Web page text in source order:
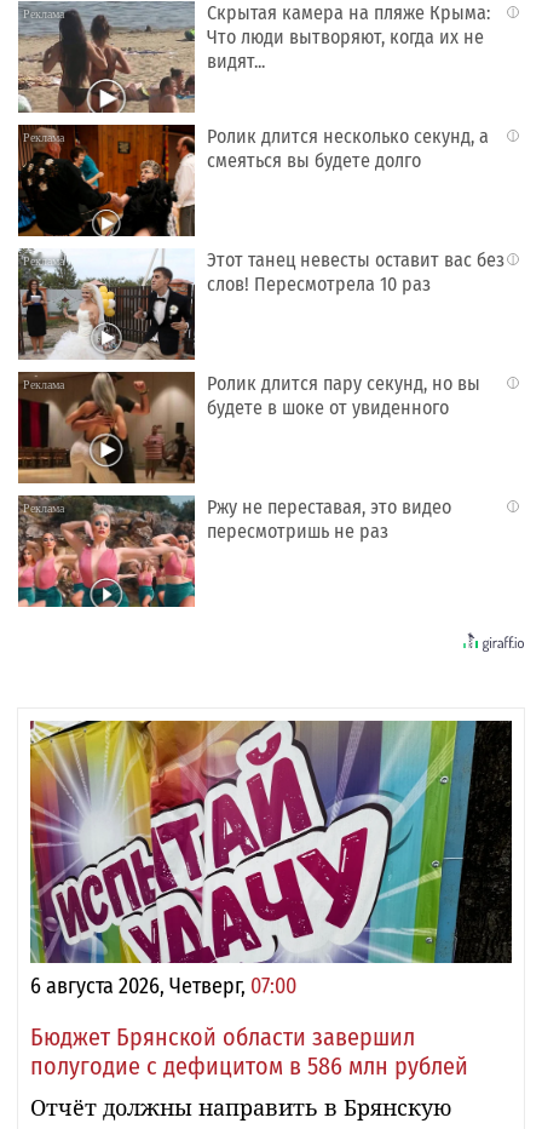
i
Скрытая камера на пляже Крыма:
Что люди вытворяют, когда их не
видят...
i
Ролик длится несколько секунд, а
смеяться вы будете долго
i
Этот танец невесты оставит вас без
слов! Пересмотрела 10 раз
i
Ролик длится пару секунд, но вы
будете в шоке от увиденного
i
Ржу не переставая, это видео
пересмотришь не раз
6 августа 2026, Четверг, 07:00
Бюджет Брянской области завершил
полугодие с дефицитом в 586 млн рублей
Отчёт должны направить в Брянскую